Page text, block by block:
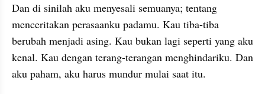
Dan di sinilah aku menyesali semuanya; tentang
menceritakan perasaanku padamu. Kau tiba-tiba
berubah menjadi asing. Kau bukan lagi seperti yang aku
kenal. Kau dengan terang-terangan menghindariku. Dan
aku paham, aku harus mundur mulai saat itu.